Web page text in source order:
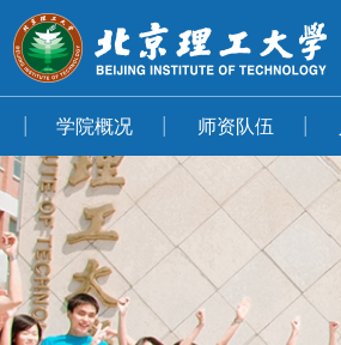
学院概况 师资队伍